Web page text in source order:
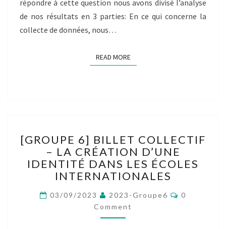
répondre à cette question nous avons divisé l’analyse
de nos résultats en 3 parties: En ce qui concerne la
collecte de données, nous…
READ MOREREAD MORE
BILLET
COLLECTIF
–
CRÉATION
D’UNE
IDENTITÉ
[GROUPE 6] BILLET COLLECTIF
– LA CRÉATION D’UNE
IDENTITÉ DANS LES ÉCOLES
INTERNATIONALES
03/09/2023 2023-Groupe6 Comments
0
Comment